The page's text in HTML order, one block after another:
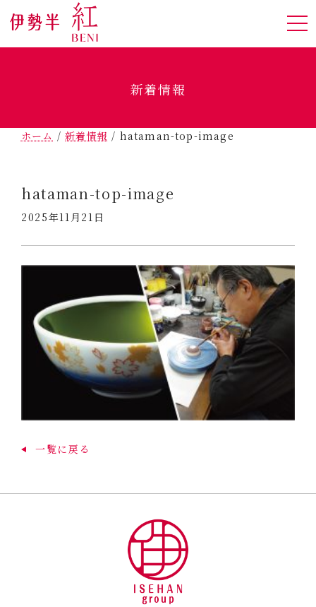
新着情報
ホーム /新着情報 / hataman-top-image
hataman-top-image
2025年11月21日
一覧に戻る